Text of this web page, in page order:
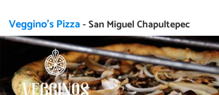
Veggino's Pizza- San Miguel Chapultepec